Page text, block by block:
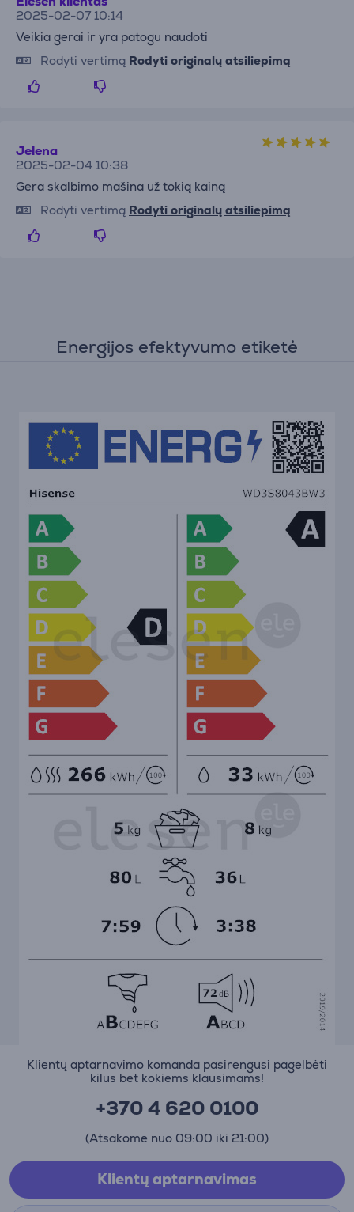
2025-02-07 10:14
Veikia gerai ir yra patogu naudoti
Rodyti vertimą Rodyti originalų atsiliepimą
Jelena
2025-02-04 10:38
Gera skalbimo mašina už tokią kainą
Rodyti vertimą Rodyti originalų atsiliepimą
Energijos efektyvumo etiketė
Klientų aptarnavimo komanda pasirengusi pagelbėti
kilus bet kokiems klausimams!
+370 4 620 0100
(Atsakome nuo 09:00 iki 21:00)
Klientų aptarnavimas